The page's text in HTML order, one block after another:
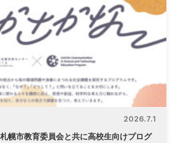
2026.7.1
幌市教育委員会と共に高校生向けプログ